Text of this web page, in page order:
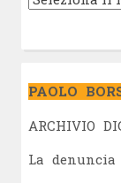
PAOLO
ARCHIVIO
La